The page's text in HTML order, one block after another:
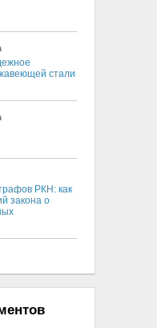
стали
РКН: как
закона о